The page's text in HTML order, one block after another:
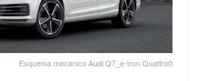
Esquema mecánico Audi Q7_e-tron Quattro0